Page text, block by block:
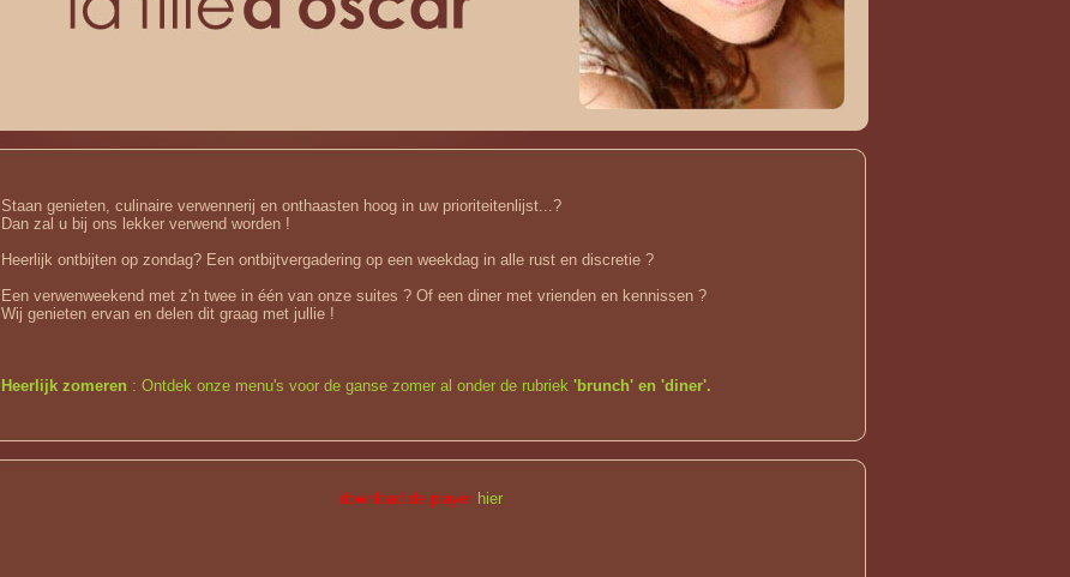
Staan genieten, culinaire verwennerij en onthaasten hoog in uw prioriteitenlijst...?
Dan zal u bij ons lekker verwend worden !
Heerlijk ontbijten op zondag? Een ontbijtvergadering op een weekdag in alle rust en discretie ?
Een verwenweekend met z'n twee in één van onze suites ? Of een diner met vrienden en kennissen ?
Wij genieten ervan en delen dit graag met jullie !
Heerlijk zomeren : Ontdek onze menu's voor de ganse zomer al onder de rubriek 'brunch' en 'diner'.
download de player hier